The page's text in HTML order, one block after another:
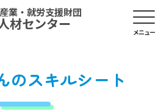
業・就労支援財団
材センター メニュー
のスキルシート